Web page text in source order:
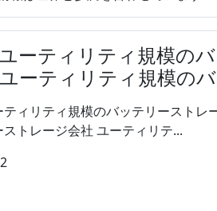
ーティリティ規模の
ーティリティ規模の
ィリティ規模のバッテリーストレ
トレージ会社 ユーティリテ...